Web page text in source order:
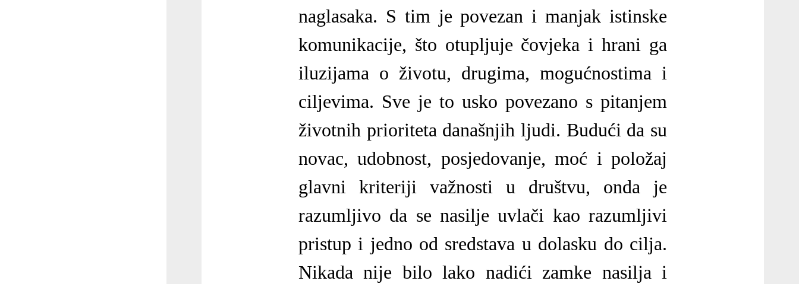
naglasaka. S tim je povezan i manjak istinske
komunikacije, što otupljuje čovjeka i hrani ga
iluzijama o životu, drugima, mogućnostima i
ciljevima. Sve je to usko povezano s pitanjem
životnih prioriteta današnjih ljudi. Budući da su
novac, udobnost, posjedovanje, moć i položaj
glavni kriteriji važnosti u društvu, onda je
razumljivo da se nasilje uvlači kao razumljivi
pristup i jedno od sredstava u dolasku do cilja.
Nikada nije bilo lako nadići zamke nasilja i